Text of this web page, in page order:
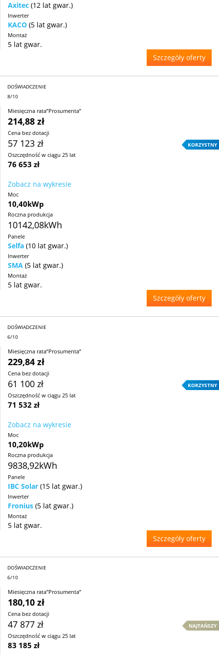
Axitec (12 lat gwar.)
Inwerter
KACO (5 lat gwar.)
Montaż
5 lat gwar.
Szczegóły oferty
DOŚWIADCZENIE
8/10
Miesięczna rata”Prosumenta”
214,88 zł
Cena bez dotacji
57 123 zł KORZYSTNY
Oszczędność w ciągu 25 lat
76 653 zł
Zobacz na wykresie
Moc
10,40kWp
Roczna produkcja
10142,08kWh
Panele
Selfa (10 lat gwar.)
Inwerter
SMA (5 lat gwar.)
Montaż
5 lat gwar.
Szczegóły oferty
DOŚWIADCZENIE
6/10
Miesięczna rata”Prosumenta”
229,84 zł
Cena bez dotacji
61 100 zł KORZYSTNY
Oszczędność w ciągu 25 lat
71 532 zł
Zobacz na wykresie
Moc
10,20kWp
Roczna produkcja
9838,92kWh
Panele
IBC Solar (15 lat gwar.)
Inwerter
Fronius (5 lat gwar.)
Montaż
5 lat gwar.
Szczegóły oferty
DOŚWIADCZENIE
6/10
Miesięczna rata”Prosumenta”
180,10 zł
Cena bez dotacji
47 877 zł NAJTAŃSZY
Oszczędność w ciągu 25 lat
83 185 zł